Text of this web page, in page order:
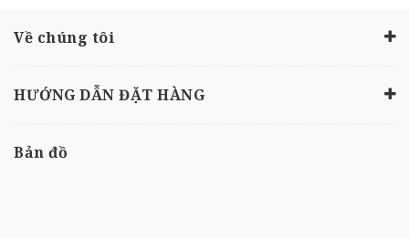
Về chúng tôi
HƯỚNG DẪN ĐẶT HÀNG
Bản đồ